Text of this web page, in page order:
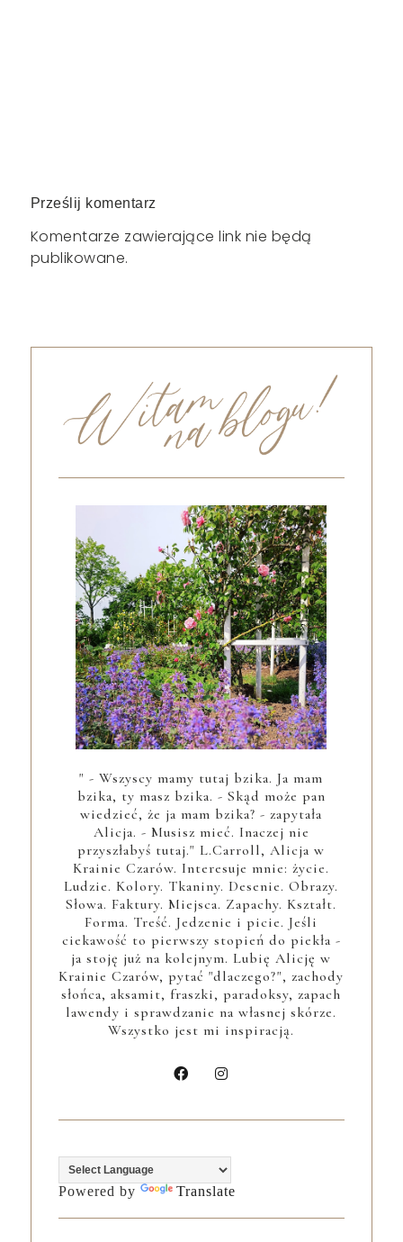
Prześlij komentarz
Komentarze zawierające link nie będą
publikowane.
" - Wszyscy mamy tutaj bzika. Ja mam
bzika, ty masz bzika. - Skąd może pan
wiedzieć, że ja mam bzika? - zapytała
Alicja. - Musisz mieć. Inaczej nie
przyszłabyś tutaj." L.Carroll, Alicja w
Krainie Czarów. Interesuje mnie: życie.
Ludzie. Kolory. Tkaniny. Desenie. Obrazy.
Słowa. Faktury. Miejsca. Zapachy. Kształt.
Forma. Treść. Jedzenie i picie. Jeśli
ciekawość to pierwszy stopień do piekła -
ja stoję już na kolejnym. Lubię Alicję w
Krainie Czarów, pytać "dlaczego?", zachody
słońca, aksamit, fraszki, paradoksy, zapach
lawendy i sprawdzanie na własnej skórze.
Wszystko jest mi inspiracją.
Powered by Translate